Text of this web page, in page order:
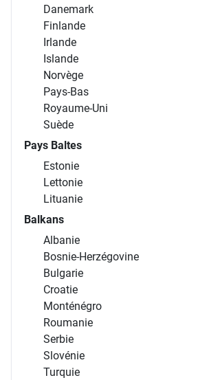
Danemark
Finlande
Irlande
Islande
Norvège
Pays-Bas
Royaume-Uni
Suède
Pays Baltes
Estonie
Lettonie
Lituanie
Balkans
Albanie
Bosnie-Herzégovine
Bulgarie
Croatie
Monténégro
Roumanie
Serbie
Slovénie
Turquie